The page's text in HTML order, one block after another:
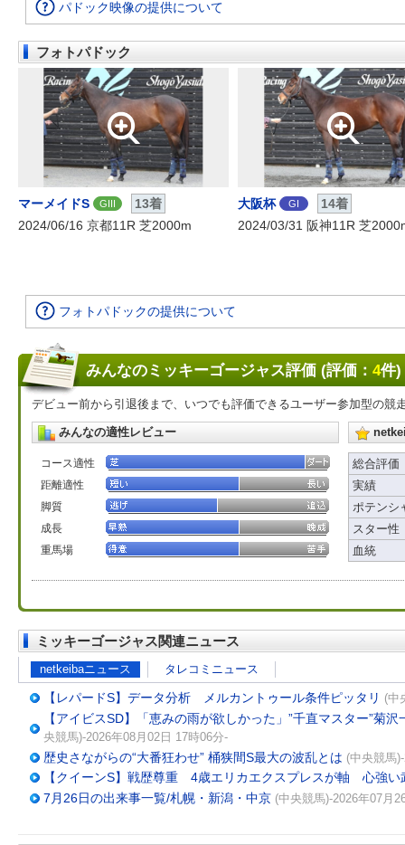
パドック映像の提供について
フォトパドック
マーメイドS GIII
13着
2024/06/16 京都11R 芝2000m
大阪杯 GI
14着
2024/03/31 阪神11R 芝
フォトパドックの提供について
みんなのミッキーゴージャス評価 (評価： 4件)
デビュー前から引退後まで、いつでも評価できるユーザー参加型の競
みんなの適性レビュー
コース適性
距離適性
脚質
成長
重馬場
総合評価
実績
ポテンシ
スター性
血統
ミッキーゴージャス関連ニュース
netkeibaニュース タレコミニュース
【レパードS】データ分析 メルカントゥール条件ピッタリ (中
【アイビスSD】「恵みの雨が欲しかった」”千直マスター”
央競馬)-2026年08月02日 17時06分-
歴史さながらの“大番狂わせ” 桶狭間S最大の波乱とは (中央競馬
【クイーンS】戦歴尊重 4歳エリカエクスプレスが軸 心強い
7月26日の出来事一覧/札幌・新潟・中京 (中央競馬)-2026年07月